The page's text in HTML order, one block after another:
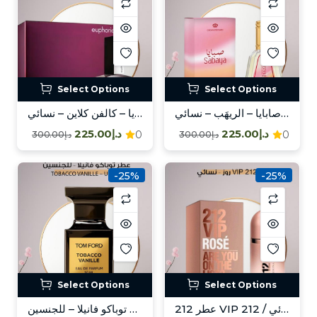
Select Options
زيت عطري يوفوريا – كالفن كلاين – نسائي / Euphoria – Calvin Klein – Fem
0 د.إ225.00 د.إ300.00
Select Options
عطر صابايا – الريهَب – نسائي / Sabaya – Al-Rehab – Fem
0 د.إ225.00 د.إ300.00
-25%
Select Options
عطر توباكو فانيلا – للجنسين / Tobacco Vanille – Unisex
-25%
Select Options
عطر 212 VIP روز – نسائي / 212 VIP Rose – Fem